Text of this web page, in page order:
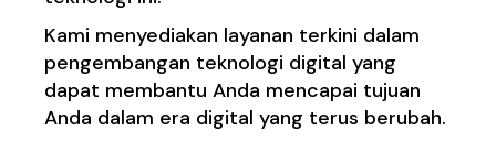
Kami menyediakan layanan terkini dalam
pengembangan teknologi digital yang
dapat membantu Anda mencapai tujuan
Anda dalam era digital yang terus berubah.